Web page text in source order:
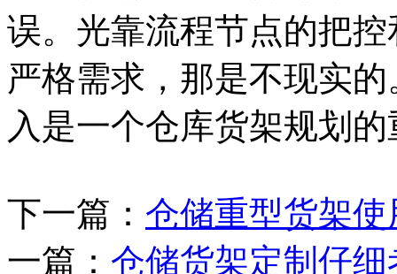
误。光靠流程节点的把
严格需求，那是不现实
入是一个仓库货架规划
下一篇： 仓储重型货架
一篇： 仓储货架定制仔